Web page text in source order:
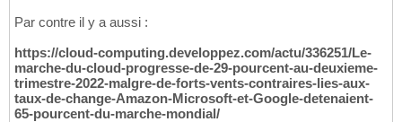
Par contre il y a aussi :
https://cloud-computing.developpez.com/actu/336251/Le-
marche-du-cloud-progresse-de-29-pourcent-au-deuxieme-
trimestre-2022-malgre-de-forts-vents-contraires-lies-aux-
taux-de-change-Amazon-Microsoft-et-Google-detenaient-
65-pourcent-du-marche-mondial/